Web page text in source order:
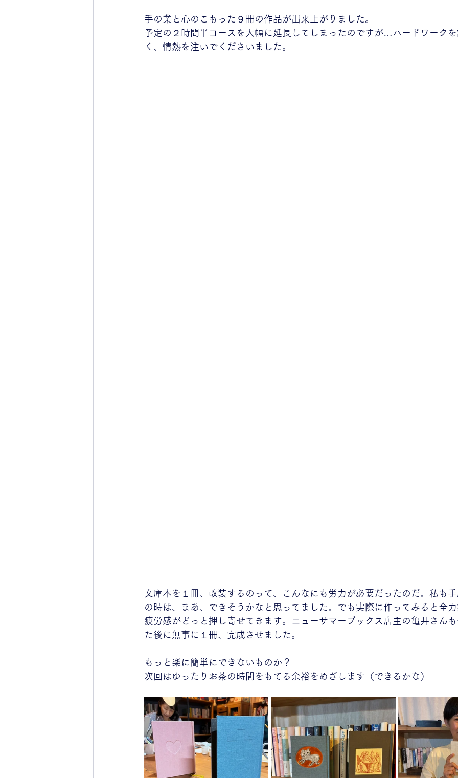
手の業と心のこもった９冊の作品が出来上がりました。
予定の２時間半コースを大幅に延長してしまったのですが…ハードワーク
く、情熱を注いでくださいました。
文庫本を１冊、改装するのって、こんなにも労力が必要だったのだ。私も
の時は、まあ、できそうかなと思ってました。でも実際に作ってみると全
疲労感がどっと押し寄せてきます。ニューサマーブックス店主の亀井さん
た後に無事に１冊、完成させました。
もっと楽に簡単にできないものか？
次回はゆったりお茶の時間をもてる余裕をめざします（できるかな）